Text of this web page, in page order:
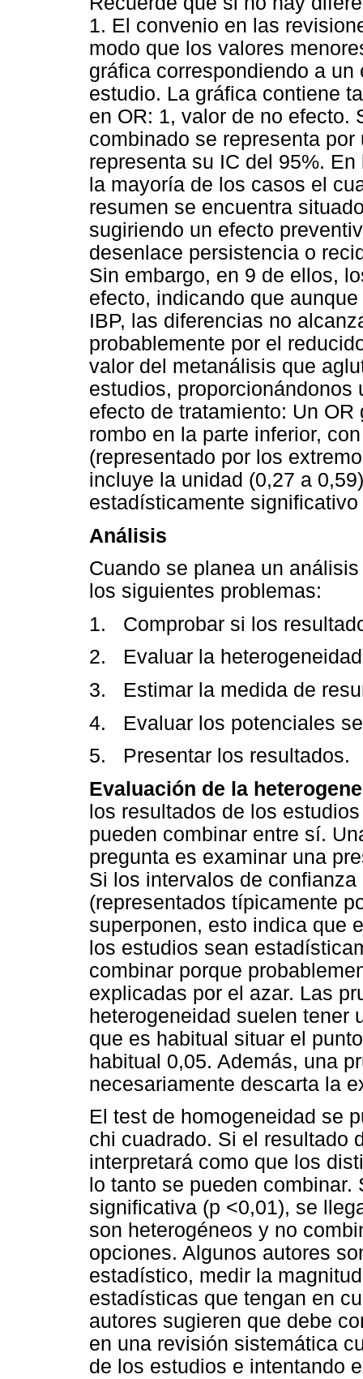
1. El convenio en las
modo que los valores
gráfica correspondiendo a
estudio. La gráfica contiene
en OR: 1, valor de no efecto.
combinado se representa
representa su IC del 95%.
la mayoría de los casos el
resumen se encuentra
sugiriendo un efecto
desenlace persistencia o
Sin embargo, en 9 de ellos,
efecto, indicando que
IBP, las diferencias no
probablemente por el
valor del metanálisis que
estudios,
efecto de tratamiento: Un
rombo en la parte inferior,
(representado por los
incluye la unidad (0,27 a
estadísticamente significativo
Análisis
Cuando se planea un
los siguientes problemas:
1. Comprobar si los
2. Evaluar la heterogeneidad
3. Estimar la medida de
4. Evaluar los potenciales
5. Presentar los resultados.
Evaluación de la
los resultados de los
pueden combinar entre sí.
pregunta es examinar una
Si los intervalos de
(representados típicamente
superponen, esto indica que
los estudios sean
combinar porque
explicadas por el azar. Las
heterogeneidad suelen tener
que es habitual situar el
habitual 0,05. Además, una
necesariamente descarta la
El test de homogeneidad se
chi cuadrado. Si el resultado
interpretará como que los
lo tanto se pueden
significativa (p <0,01), se
son heterogéneos y no
opciones. Algunos autores
estadístico, medir la
estadísticas que tengan en
autores sugieren que debe
en una revisión sistemática
de los estudios e intentando